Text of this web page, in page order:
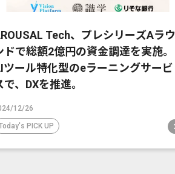
Tech、プレシリーズAラウ
ドで総額2億円の資金調達を実施。
ツール特化型のeラーニングサービ
で、DXを推進。
12/26
PICK UP